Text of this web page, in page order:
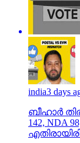
india3 days
ബീഹാർ
142,